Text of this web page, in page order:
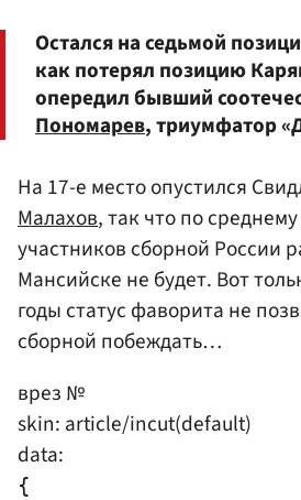
Остался на седьмой
как потерял позицию
опередил бывший
Пономарев, триумфатор
На 17-е место опустился
Малахов, так что по
участников сборной России
Мансийске не будет. Вот
годы статус фаворита не
сборной побеждать…
врез №
skin: article/incut(default)
data:
{